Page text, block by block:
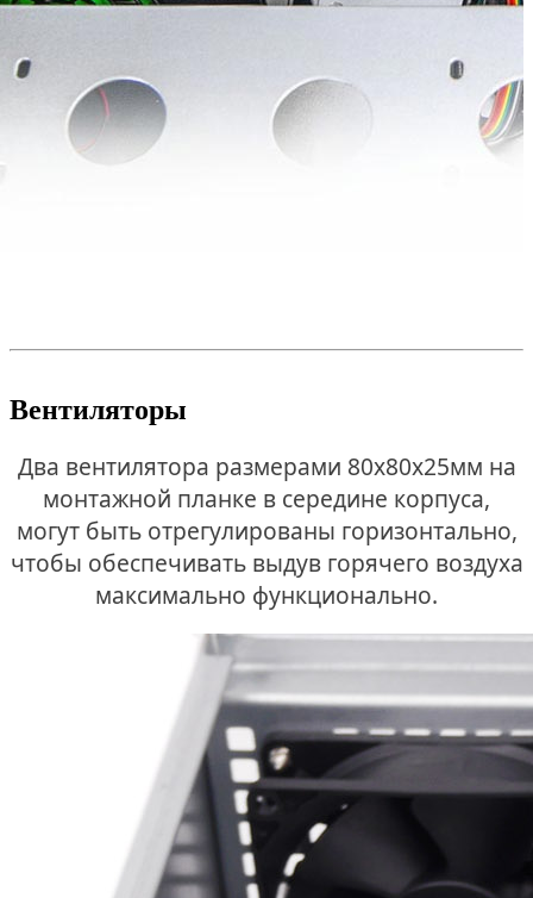
Вентиляторы
Два вентилятора размерами 80х80х25мм на
монтажной планке в середине корпуса,
могут быть отрегулированы горизонтально,
чтобы обеспечивать выдув горячего воздуха
максимально функционально.